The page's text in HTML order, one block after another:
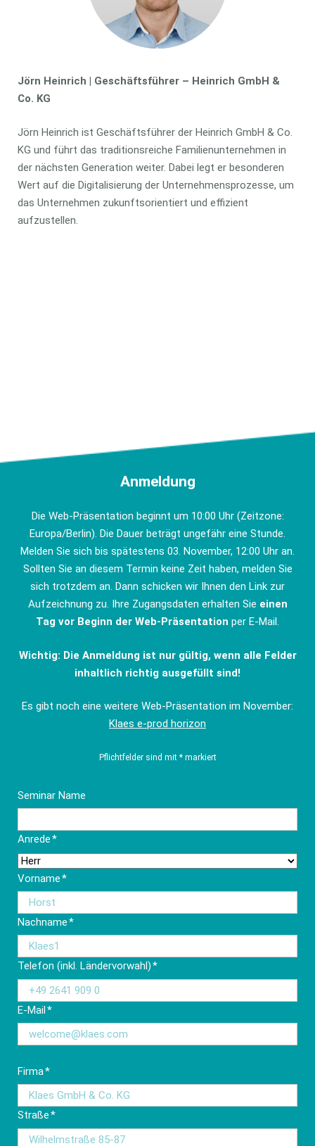
Jörn Heinrich | Geschäftsführer – Heinrich GmbH &
Co. KG
Jörn Heinrich ist Geschäftsführer der Heinrich GmbH & Co.
KG und führt das traditionsreiche Familienunternehmen in
der nächsten Generation weiter. Dabei legt er besonderen
Wert auf die Digitalisierung der Unternehmensprozesse, um
das Unternehmen zukunftsorientiert und effizient
aufzustellen.
Anmeldung
Die Web-Präsentation beginnt um 10:00 Uhr (Zeitzone:
Europa/Berlin). Die Dauer beträgt ungefähr eine Stunde.
Melden Sie sich bis spätestens 03. November, 12:00 Uhr an.
Sollten Sie an diesem Termin keine Zeit haben, melden Sie
sich trotzdem an. Dann schicken wir Ihnen den Link zur
Aufzeichnung zu. Ihre Zugangsdaten erhalten Sie einen
Tag vor Beginn der Web-Präsentation per E-Mail.
Wichtig: Die Anmeldung ist nur gültig, wenn alle Felder
inhaltlich richtig ausgefüllt sind!
Es gibt noch eine weitere Web-Präsentation im November:
Klaes e-prod horizon
Pflichtfelder sind mit * markiert
Seminar Name
Pflichtfeld
Anrede*
Pflichtfeld
Vorname*
Pflichtfeld
Nachname*
Pflichtfeld
Telefon (inkl. Ländervorwahl)*
Pflichtfeld
E-Mail*
Pflichtfeld
Firma*
Pflichtfeld
Straße*